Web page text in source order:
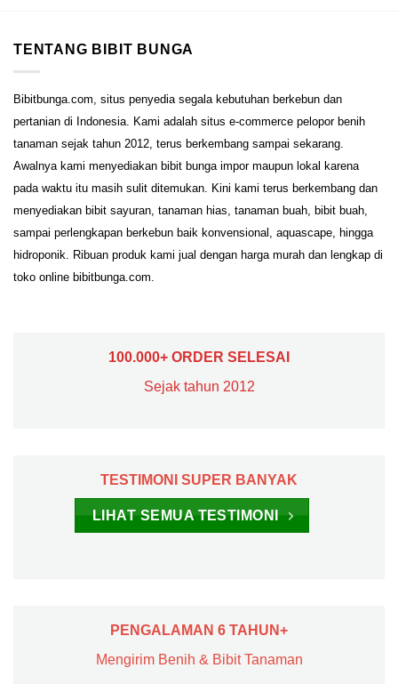
TENTANG BIBIT BUNGA
Bibitbunga.com, situs penyedia segala kebutuhan berkebun dan
pertanian di Indonesia. Kami adalah situs e-commerce pelopor benih
tanaman sejak tahun 2012, terus berkembang sampai sekarang.
Awalnya kami menyediakan bibit bunga impor maupun lokal karena
pada waktu itu masih sulit ditemukan. Kini kami terus berkembang dan
menyediakan bibit sayuran, tanaman hias, tanaman buah, bibit buah,
sampai perlengkapan berkebun baik konvensional, aquascape, hingga
hidroponik. Ribuan produk kami jual dengan harga murah dan lengkap di
toko online bibitbunga.com.
100.000+ ORDER SELESAI
Sejak tahun 2012
TESTIMONI SUPER BANYAK
LIHAT SEMUA TESTIMONI
PENGALAMAN 6 TAHUN+
Mengirim Benih & Bibit Tanaman